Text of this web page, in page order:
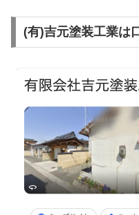
(有)吉元塗装工業は